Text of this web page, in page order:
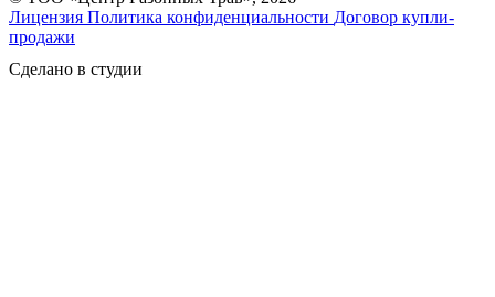
Лицензия Политика конфиденциальности Договор купли-
продажи
Сделано в студии